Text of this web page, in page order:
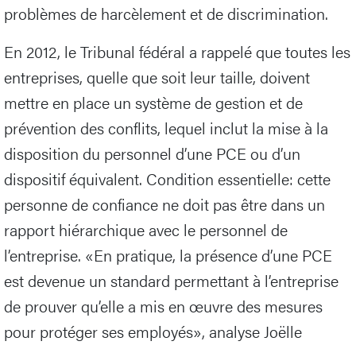
problèmes de harcèlement et de discrimination.
En 2012, le Tribunal fédéral a rappelé que toutes les
entreprises, quelle que soit leur taille, doivent
mettre en place un système de gestion et de
prévention des conflits, lequel inclut la mise à la
disposition du personnel d’une PCE ou d’un
dispositif équivalent. Condition essentielle: cette
personne de confiance ne doit pas être dans un
rapport hiérarchique avec le personnel de
l’entreprise. «En pratique, la présence d’une PCE
est devenue un standard permettant à l’entreprise
de prouver qu’elle a mis en œuvre des mesures
pour protéger ses employés», analyse Joëlle